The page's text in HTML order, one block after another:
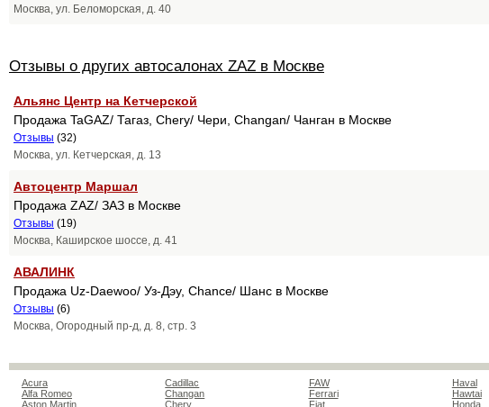
Москва, ул. Беломорская, д. 40
Отзывы о других автосалонах ZAZ в Москве
Альянс Центр на Кетчерской
Продажа TaGAZ/ Тагаз, Chery/ Чери, Changan/ Чанган в Москве
Отзывы (32)
Москва, ул. Кетчерская, д. 13
Автоцентр Маршал
Продажа ZAZ/ ЗАЗ в Москве
Отзывы (19)
Москва, Каширское шоссе, д. 41
АВАЛИНК
Продажа Uz-Daewoo/ Уз-Дэу, Chance/ Шанс в Москве
Отзывы (6)
Москва, Огородный пр-д, д. 8, стр. 3
Acura
Alfa Romeo
Aston Martin
Cadillac
Changan
Chery
FAW
Ferrari
Fiat
Haval
Hawtai
Honda